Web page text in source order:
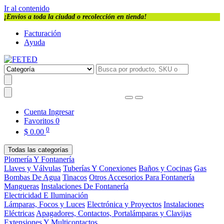
Ir al contenido
¡Envios a toda la ciudad o recolección en tienda!
Facturación
Ayuda
Cuenta Ingresar
Favoritos 0
$ 0.00 0
Todas las categorías
Plomería Y Fontanería
Llaves y Válvulas Tuberías Y Conexiones Baños y Cocinas Gas
Bombas De Agua Tinacos Otros Accesorios Para Fontanería
Mangueras Instalaciones De Fontanería
Electricidad E Iluminación
Lámparas, Focos y Luces Electrónica y Proyectos Instalaciones
Eléctricas Apagadores, Contactos, Portalámparas y Clavijas